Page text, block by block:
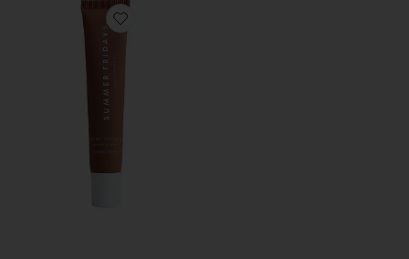
Favorite LIP BUTTER BALM ICED COFFEE リップバタ